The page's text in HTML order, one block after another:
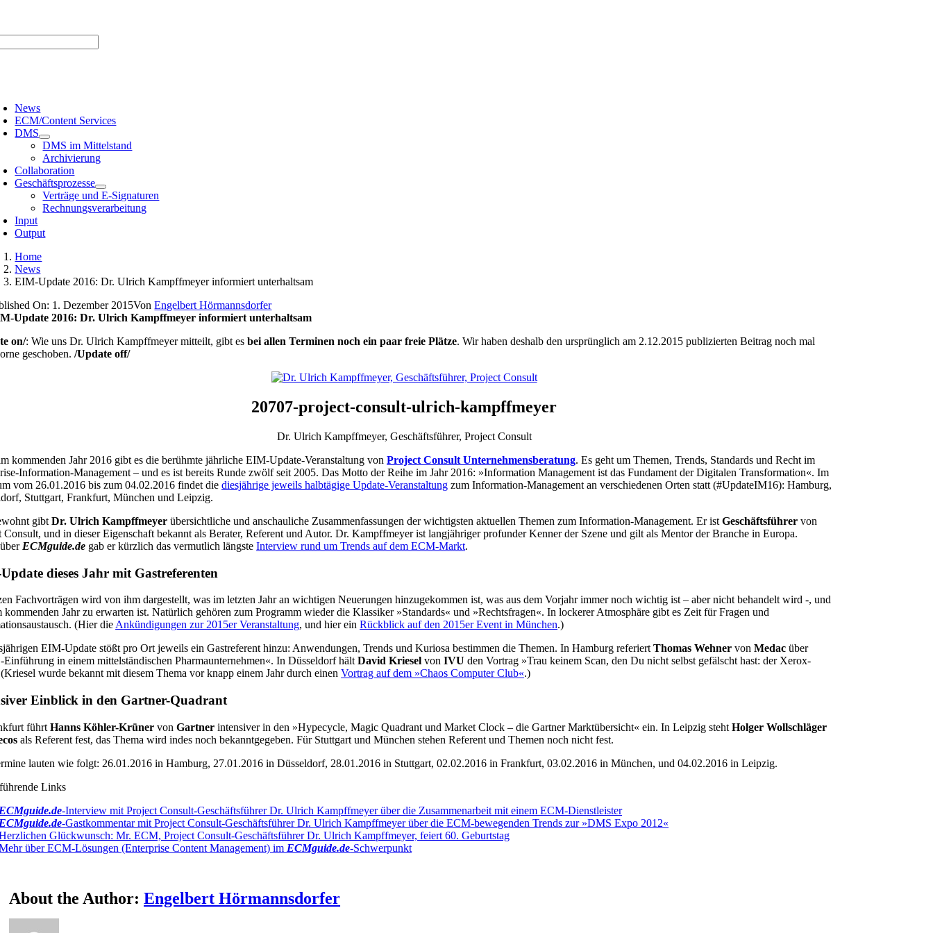
News
ECM/Content Services
DMS
DMS im Mittelstand
Archivierung
Collaboration
Geschäftsprozesse
Verträge und E-Signaturen
Rechnungsverarbeitung
Input
Output
Home
News
EIM-Update 2016: Dr. Ulrich Kampffmeyer informiert unterhaltsam
On: 1. Dezember 2015VonEngelbert Hörmannsdorfer
Update 2016: Dr. Ulrich Kampffmeyer informiert unterhaltsam
on/: Wie uns Dr. Ulrich Kampffmeyer mitteilt, gibt esbei allen Terminen noch ein paar freie Plätze. Wir haben deshalb den ursprünglich am 2.12.2015 publizierten Beitrag noch mal
geschoben./Update off/
20707-project-consult-ulrich-kampffmeyer
Dr. Ulrich Kampffmeyer, Geschäftsführer, Project Consult
kommenden Jahr 2016 gibt es die berühmte jährliche EIM-Update-Veranstaltung vonProject Consult Unternehmensberatung. Es geht um Themen, Trends, Standards und Recht im
Information-Management – und es ist bereits Runde zwölf seit 2005. Das Motto der Reihe im Jahr 2016: »Information Management ist das Fundament der Digitalen Transformation«. Im
vom 26.01.2016 bis zum 04.02.2016 findet diediesjährige jeweils halbtägige Update-Veranstaltung zum Information-Management an verschiedenen Orten statt (#UpdateIM16): Hamburg,
Stuttgart, Frankfurt, München und Leipzig.
gibtDr. Ulrich Kampffmeyer übersichtliche und anschauliche Zusammenfassungen der wichtigsten aktuellen Themen zum Information-Management. Er istGeschäftsführer von
Consult, und in dieser Eigenschaft bekannt als Berater, Referent und Autor. Dr. Kampffmeyer ist langjähriger profunder Kenner der Szene und gilt als Mentor der Branche in Europa.
ECMguide.de gab er kürzlich das vermutlich längsteInterview rund um Trends auf dem ECM-Markt.
dieses Jahr mit Gastreferenten
Fachvorträgen wird von ihm dargestellt, was im letzten Jahr an wichtigen Neuerungen hinzugekommen ist, was aus dem Vorjahr immer noch wichtig ist – aber nicht behandelt wird -, und
kommenden Jahr zu erwarten ist. Natürlich gehören zum Programm wieder die Klassiker »Standards« und »Rechtsfragen«. In lockerer Atmosphäre gibt es Zeit für Fragen und
(Hier die Ankündigungen zur 2015er Veranstaltung, und hier einRückblick auf den 2015er Event in München.)
EIM-Update stößt pro Ort jeweils ein Gastreferent hinzu: Anwendungen, Trends und Kuriosa bestimmen die Themen. In Hamburg referiertThomas Wehner vonMedac über
in einem mittelständischen Pharmaunternehmen«. In Düsseldorf hältDavid Kriesel vonIVU den Vortrag »Trau keinem Scan, den Du nicht selbst gefälscht hast: der Xerox-
wurde bekannt mit diesem Thema vor knapp einem Jahr durch einenVortrag auf dem »Chaos Computer Club«.)
Einblick in den Gartner-Quadrant
führtHanns Köhler-Krüner vonGartner intensiver in den »Hypecycle, Magic Quadrant und Market Clock – die Gartner Marktübersicht« ein. In Leipzig stehtHolger Wollschläger
als Referent fest, das Thema wird indes noch bekanntgegeben. Für Stuttgart und München stehen Referent und Themen noch nicht fest.
lauten wie folgt: 26.01.2016 in Hamburg, 27.01.2016 in Düsseldorf, 28.01.2016 in Stuttgart, 02.02.2016 in Frankfurt, 03.02.2016 in München, und 04.02.2016 in Leipzig.
Links
-Interview mit Project Consult-Geschäftsführer Dr. Ulrich Kampffmeyer über die Zusammenarbeit mit einem ECM-Dienstleister
-Gastkommentar mit Project Consult-Geschäftsführer Dr. Ulrich Kampffmeyer über die ECM-bewegenden Trends zur »DMS Expo 2012«
Glückwunsch: Mr. ECM, Project Consult-Geschäftsführer Dr. Ulrich Kampffmeyer, feiert 60. Geburtstag
über ECM-Lösungen (Enterprise Content Management) im ECMguide.de-Schwerpunkt
About the Author:Engelbert Hörmannsdorfer